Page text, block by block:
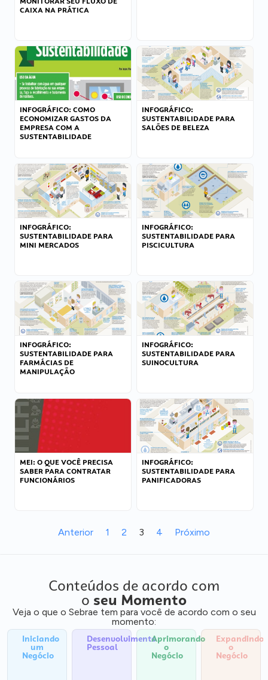
CAIXA NA PRÁTICA
INFOGRÁFICO: COMO
ECONOMIZAR GASTOS DA
EMPRESA COM A
SUSTENTABILIDADE
INFOGRÁFICO:
SUSTENTABILIDADE PARA
SALÕES DE BELEZA
INFOGRÁFICO:
SUSTENTABILIDADE PARA
MINI MERCADOS
INFOGRÁFICO:
SUSTENTABILIDADE PARA
PISCICULTURA
INFOGRÁFICO:
SUSTENTABILIDADE PARA
FARMÁCIAS DE
MANIPULAÇÃO
INFOGRÁFICO:
SUSTENTABILIDADE PARA
SUINOCULTURA
MEI: O QUE VOCÊ PRECISA
SABER PARA CONTRATAR
FUNCIONÁRIOS
INFOGRÁFICO:
SUSTENTABILIDADE PARA
PANIFICADORAS
Anterior 1 2 3 4 Próximo
Conteúdos de acordo com
o seu Momento
Veja o que o Sebrae tem para você de acordo com o seu
momento:
Iniciando
um
Negócio
Desenvolvimento
Pessoal
Aprimorando
o
Negócio
Expandindo
o
Negócio